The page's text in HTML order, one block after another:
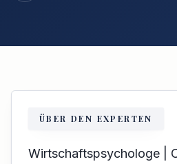
ÜBER DEN EXPERTEN
Wirtschaftspsychologe |